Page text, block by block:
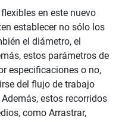
en este nuevo
establecer no sólo los
el diámetro, el
estos parámetros de
especificaciones o no,
del flujo de trabajo
estos recorridos
como Arrastrar,